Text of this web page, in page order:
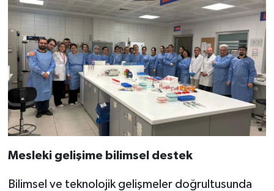
Mesleki gelişime bilimsel destek
Bilimsel ve teknolojik gelişmeler doğrultusunda